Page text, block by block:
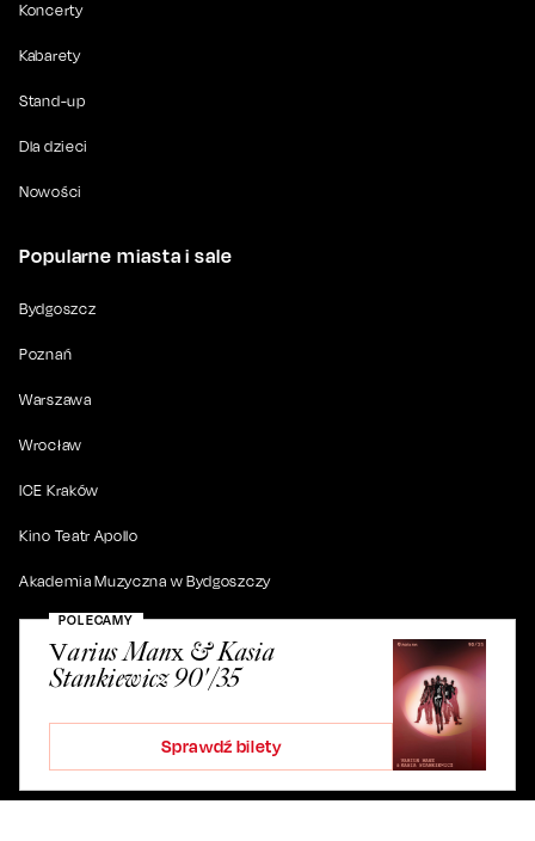
POLECAMY
Varius Manx & Kasia
Stankiewicz 90'/35
Sprawdź bilety
Koncerty
Kabarety
Stand-up
Dla dzieci
Nowości
Popularne miasta i sale
Bydgoszcz
Poznań
Warszawa
Wrocław
ICE Kraków
Kino Teatr Apollo
Akademia Muzyczna w Bydgoszczy
. Wszystkie prawa zastrzeżone.
ul. Artura Grottgera 4/2, 85-227 Bydgoszcz